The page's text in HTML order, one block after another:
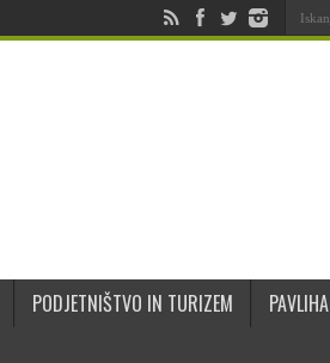
PODJETNIŠTVO IN TURIZEM
PAVLIHA